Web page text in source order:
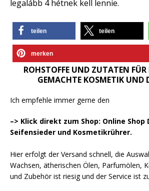
legalább 4 hétnek kell lennie.
teilen teilen
merken
ROHSTOFFE UND ZUTATEN FÜR
GEMACHTE KOSMETIK UND
Ich empfehle immer gerne den
–> Klick direkt zum Shop: Online
Seifensieder und Kosmetikrührer.
Hier erfolgt der Versand schnell, die
Wachsen, ätherischen Ölen, Parfumölen,
und Zubehör ist riesig und der Service ist